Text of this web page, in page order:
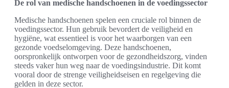
De rol van medische handschoenen in de voedingssector
Medische handschoenen spelen een cruciale rol binnen de
voedingssector. Hun gebruik bevordert de veiligheid en
hygiëne, wat essentieel is voor het waarborgen van een
gezonde voedselomgeving. Deze handschoenen,
oorspronkelijk ontworpen voor de gezondheidszorg, vinden
steeds vaker hun weg naar de voedingsindustrie. Dit komt
vooral door de strenge veiligheidseisen en regelgeving die
gelden in deze sector.